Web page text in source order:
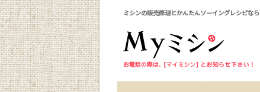
ミシンの販売修理とかんたんソーイングレシピなら